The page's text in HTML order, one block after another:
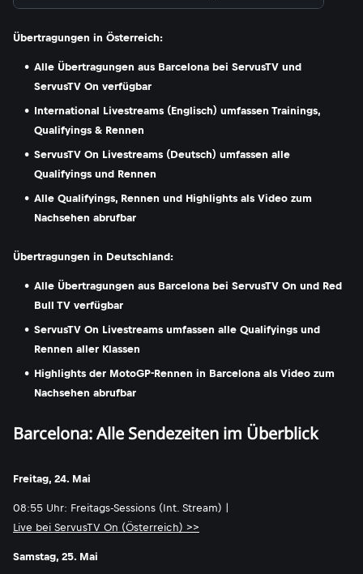
Übertragungen in Österreich:
Alle Übertragungen aus Barcelona bei ServusTV und
ServusTV On verfügbar
International Livestreams (Englisch) umfassen Trainings,
Qualifyings & Rennen
ServusTV On Livestreams (Deutsch) umfassen alle
Qualifyings und Rennen
Alle Qualifyings, Rennen und Highlights als Video zum
Nachsehen abrufbar
Übertragungen in Deutschland:
Alle Übertragungen aus Barcelona bei ServusTV On und Red
Bull TV verfügbar
ServusTV On Livestreams umfassen alle Qualifyings und
Rennen aller Klassen
Highlights der MotoGP-Rennen in Barcelona als Video zum
Nachsehen abrufbar
Barcelona: Alle Sendezeiten im Überblick
Freitag, 24. Mai
08:55 Uhr: Freitags-Sessions (Int. Stream) |
Live bei ServusTV On (Österreich) >>
Samstag, 25. Mai